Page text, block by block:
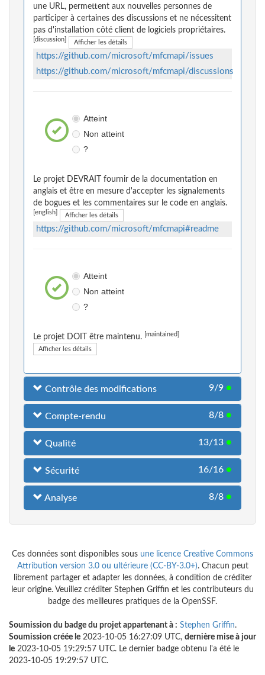
une URL, permettent aux nouvelles personnes de
participer à certaines des discussions et ne nécessitent
pas d'installation côté client de logiciels propriétaires.
[discussion] Afficher les détails
https://github.com/microsoft/mfcmapi/issues
https://github.com/microsoft/mfcmapi/discussions
Atteint
Non atteint
?
Le projet DEVRAIT fournir de la documentation en
anglais et être en mesure d'accepter les signalements
de bogues et les commentaires sur le code en anglais.
[english] Afficher les détails
https://github.com/microsoft/mfcmapi#readme
Atteint
Non atteint
?
Le projet DOIT être maintenu. [maintained]
Afficher les détails
Contrôle des modifications 9/9 ●
Compte-rendu 8/8 ●
Qualité 13/13 ●
Sécurité 16/16 ●
Analyse 8/8 ●
Ces données sont disponibles sous une licence Creative Commons
Attribution version 3.0 ou ultérieure (CC-BY-3.0+). Chacun peut
librement partager et adapter les données, à condition de créditer
leur origine. Veuillez créditer Stephen Griffin et les contributeurs du
badge des meilleures pratiques de la OpenSSF.
Soumission du badge du projet appartenant à : Stephen Griffin.
Soumission créée le 2023-10-05 16:27:09 UTC, dernière mise à jour
le 2023-10-05 19:29:57 UTC. Le dernier badge obtenu l'a été le
2023-10-05 19:29:57 UTC.